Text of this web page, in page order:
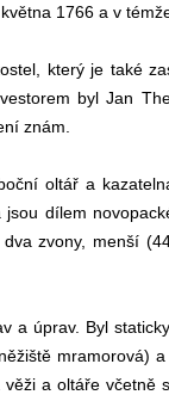
1766 a v
který je také
byl Jan
znám.
oltář a
dílem
zvony, menší
a úprav. Byl
mramorová)
a oltáře včetně